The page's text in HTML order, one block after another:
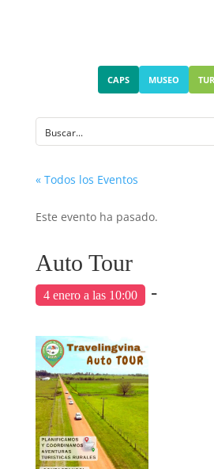
CAPS MUSEO
« Todos los Eventos
Este evento ha pasado.
Auto Tour
4 enero a las 10:00 -